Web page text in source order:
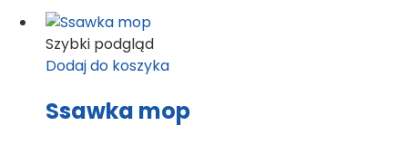
Szybki podgląd
Dodaj do koszyka
Ssawka mop